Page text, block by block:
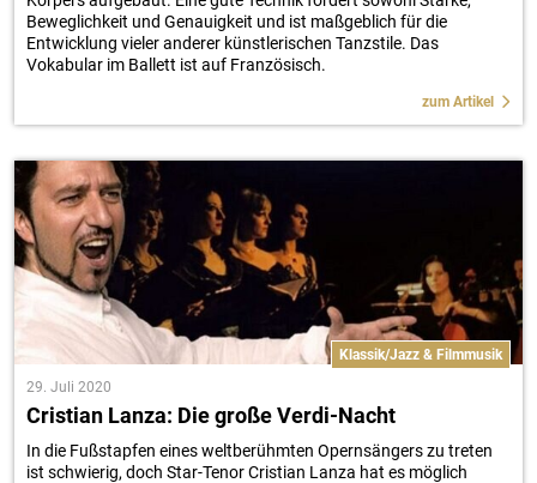
Beweglichkeit und Genauigkeit und ist maßgeblich für die
Entwicklung vieler anderer künstlerischen Tanzstile. Das
Vokabular im Ballett ist auf Französisch.
zum Artikel
Klassik/Jazz & Filmmusik
29. Juli 2020
Cristian Lanza: Die große Verdi-Nacht
In die Fußstapfen eines weltberühmten Opernsängers zu treten
ist schwierig, doch Star-Tenor Cristian Lanza hat es möglich